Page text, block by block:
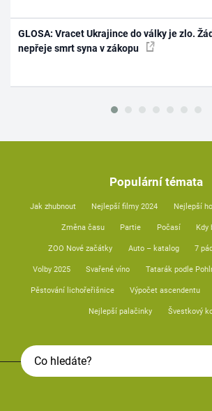
GLOSA: Vracet Ukrajince do války je zlo.
nepřeje smrt syna v zákopu
Populární témata
Jak zhubnout Nejlepší filmy 2024 Nejlepší
Změna času Partie Počasí Kdy
ZOO Nové začátky Auto – katalog 7
Volby 2025 Svařené víno Tatarák podle
Pěstování lichořeřišnice Výpočet ascendentu
Nejlepší palačinky Švestkový